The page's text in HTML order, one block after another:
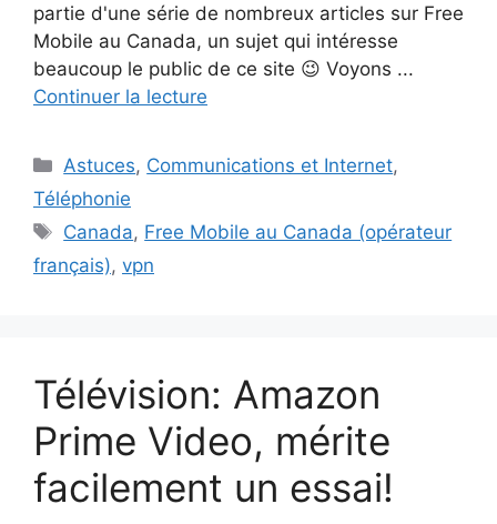
partie d'une série de nombreux articles sur Free
Mobile au Canada, un sujet qui intéresse
beaucoup le public de ce site 😉 Voyons ...
Continuer la lecture
Catégories
Astuces, Communications et Internet,
Téléphonie
Étiquettes
Canada, Free Mobile au Canada (opérateur
français), vpn
Télévision: Amazon
Prime Video, mérite
facilement un essai!